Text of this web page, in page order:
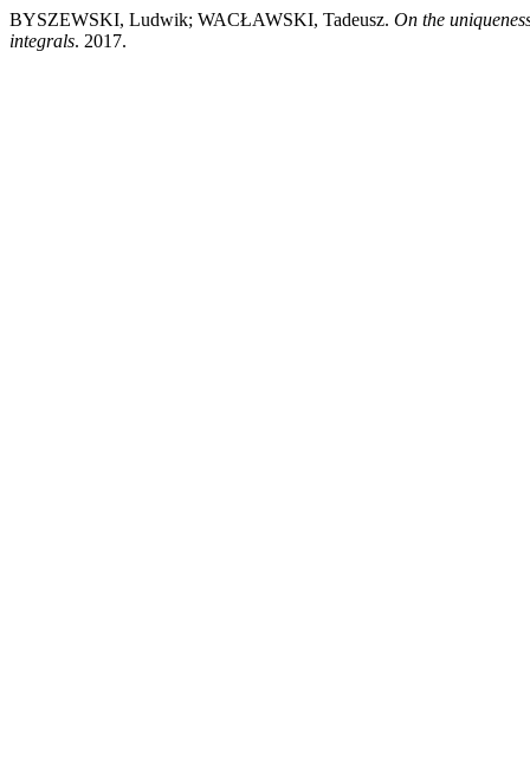
BYSZEWSKI, Ludwik; WACŁAWSKI, Tadeusz. On the
integrals. 2017.